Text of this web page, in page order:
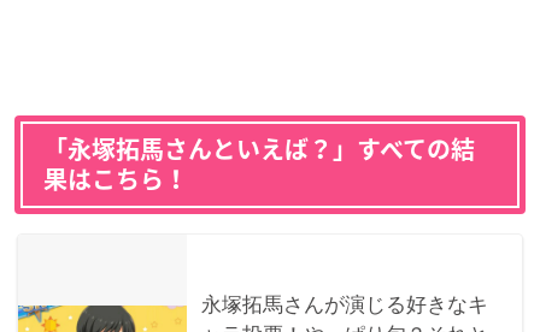
「永塚拓馬さんといえば？」すべての結
果はこちら！